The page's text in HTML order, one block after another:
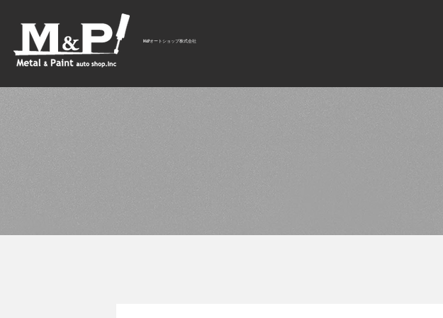
M&Pオートショップ株式会社